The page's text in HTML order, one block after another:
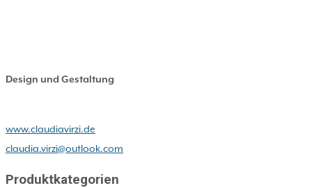
Design und Gestaltung
www.claudiavirzi.de
claudia.virzi@outlook.com
Produktkategorien